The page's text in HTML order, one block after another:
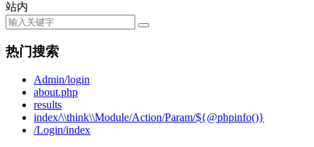
站内
热门搜索
Admin/login
about.php
results
index/\\think\\Module/Action/Param/${@phpinfo()}
/Login/index